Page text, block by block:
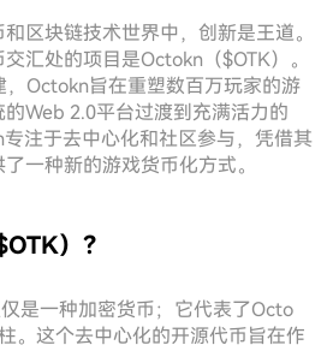
区块链技术世界中，创新是王道。
汇处的项目是Octokn（$OTK）。
，Octokn旨在重塑数百万玩家的游
Web 2.0平台过渡到充满活力的
注于去中心化和社区参与，凭借其
一种新的游戏货币化方式。
）？
是一种加密货币；它代表了Octo
。这个去中心化的开源代币旨在作